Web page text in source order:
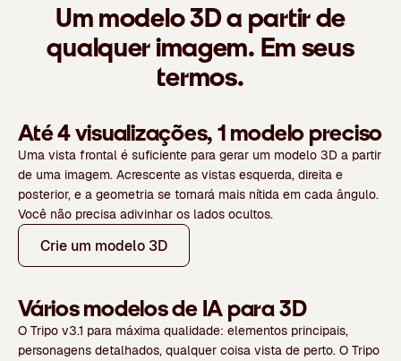
Um modelo 3D a partir de
qualquer imagem. Em seus
termos.
Até 4 visualizações, 1 modelo preciso
Uma vista frontal é suficiente para gerar um modelo 3D a partir
de uma imagem. Acrescente as vistas esquerda, direita e
posterior, e a geometria se tornará mais nítida em cada ângulo.
Você não precisa adivinhar os lados ocultos.
Crie um modelo 3D
Vários modelos de IA para 3D
O Tripo v3.1 para máxima qualidade: elementos principais,
personagens detalhados, qualquer coisa vista de perto. O Tripo